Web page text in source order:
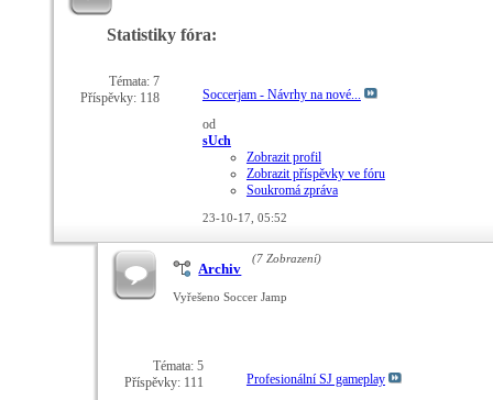
Statistiky fóra:
Témata: 7
Příspěvky: 118
Soccerjam - Návrhy na nové...
od
sUch
Zobrazit profil
Zobrazit příspěvky ve fóru
Soukromá zpráva
23-10-17, 05:52
Archiv
(7 Zobrazení)
Vyřešeno Soccer Jamp
Témata: 5
Příspěvky: 111
Profesionální SJ gameplay